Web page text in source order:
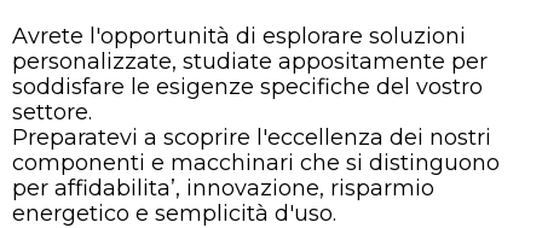
Avrete l'opportunità di esplorare soluzioni
personalizzate, studiate appositamente per
soddisfare le esigenze specifiche del vostro
settore.
Preparatevi a scoprire l'eccellenza dei nostri
componenti e macchinari che si distinguono
per affidabilita’, innovazione, risparmio
energetico e semplicità d'uso.